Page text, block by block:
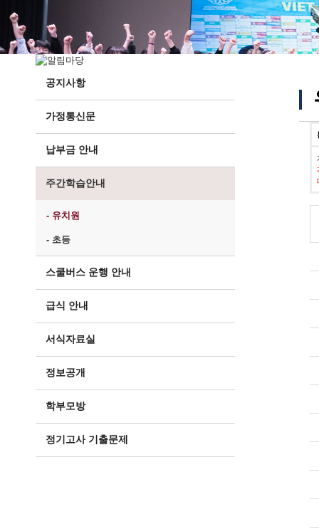
위치/전화
전경사진
공지사항
가정통신문
납부금 안내
주간학습안내
- 유치원
- 초등
스쿨버스 운행 안내
급식 안내
서식자료실
정보공개
학부모방
정기고사 기출문제